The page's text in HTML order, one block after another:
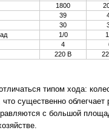
1800
39
30
1/0
4
220 В
типом хода:
существенно облегчает
с большой